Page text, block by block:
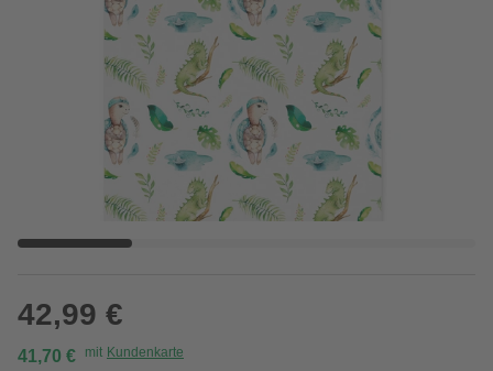
42,99 €
41,70 € mit Kundenkarte